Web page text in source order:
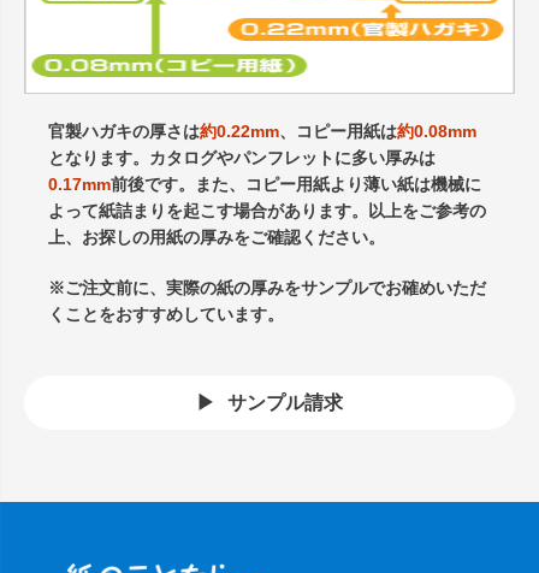
官製ハガキの厚さは約0.22mm、コピー用紙は約0.08mm
となります。カタログやパンフレットに多い厚みは
0.17mm前後です。また、コピー用紙より薄い紙は機械に
よって紙詰まりを起こす場合があります。以上をご参考の
上、お探しの用紙の厚みをご確認ください。
※ご注文前に、実際の紙の厚みをサンプルでお確めいただ
くことをおすすめしています。
サンプル請求